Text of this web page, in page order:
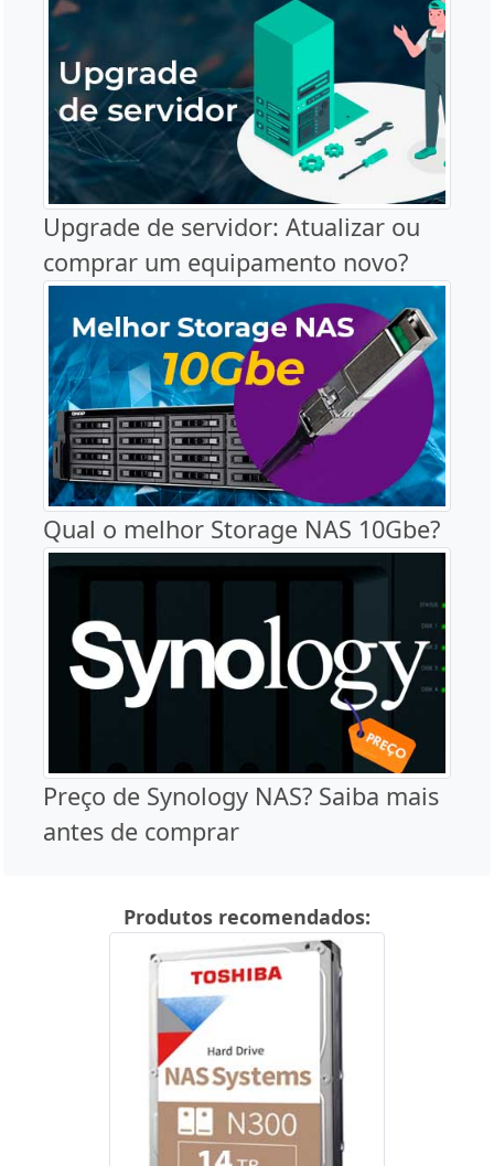
Upgrade de servidor: Atualizar ou
comprar um equipamento novo?
Qual o melhor Storage NAS 10Gbe?
Preço de Synology NAS? Saiba mais
antes de comprar
Produtos recomendados: